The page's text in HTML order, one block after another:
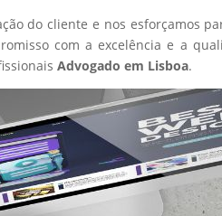
do cliente e nos esforçamos
com a excelência e a
Advogado em Lisboa.